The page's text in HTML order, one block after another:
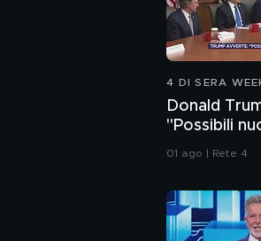
4 DI SERA
Donald
"Possibili
all'Iran"
01 ago | Rete 4